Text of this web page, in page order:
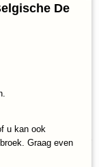
De
u kan ook
Graag even